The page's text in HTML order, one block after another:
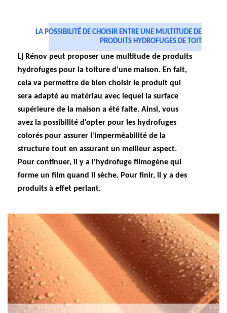
LA POSSIBILITÉ DE CHOISIR ENTRE UNE MULTITUDE DE
PRODUITS HYDROFUGES DE TOIT
Lj Rénov peut proposer une multitude de produits
hydrofuges pour la toiture d'une maison. En fait,
cela va permettre de bien choisir le produit qui
sera adapté au matériau avec lequel la surface
supérieure de la maison a été faite. Ainsi, vous
avez la possibilité d'opter pour les hydrofuges
colorés pour assurer l'imperméabilité de la
structure tout en assurant un meilleur aspect.
Pour continuer, il y a l'hydrofuge filmogène qui
forme un film quand il sèche. Pour finir, il y a des
produits à effet perlant.